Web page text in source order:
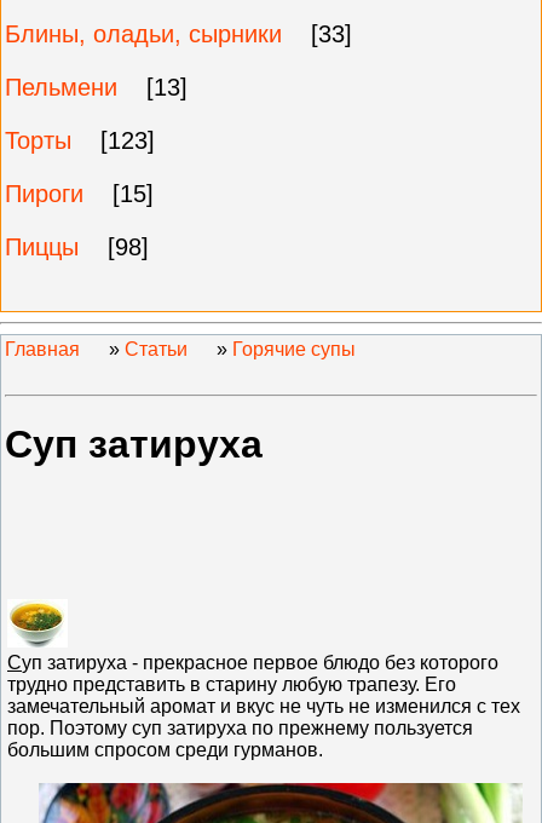
Блины, оладьи, сырники
[33]
Пельмени
[13]
Торты
[123]
Пироги
[15]
Пиццы
[98]
Главная » Статьи » Горячие супы
Суп затируха
Суп затируха - прекрасное первое блюдо без которого
трудно представить в старину любую трапезу. Его
замечательный аромат и вкус не чуть не изменился с тех
пор. Поэтому суп затируха по прежнему пользуется
большим спросом среди гурманов.